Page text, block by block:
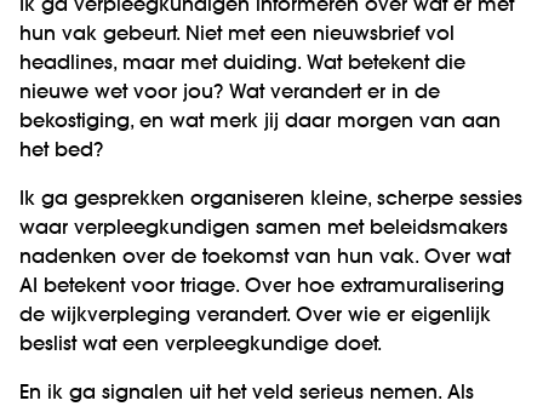
Ik ga verpleegkundigen informeren over wat er met
hun vak gebeurt. Niet met een nieuwsbrief vol
headlines, maar met duiding. Wat betekent die
nieuwe wet voor jou? Wat verandert er in de
bekostiging, en wat merk jij daar morgen van aan
het bed?
Ik ga gesprekken organiseren kleine, scherpe sessies
waar verpleegkundigen samen met beleidsmakers
nadenken over de toekomst van hun vak. Over wat
AI betekent voor triage. Over hoe extramuralisering
de wijkverpleging verandert. Over wie er eigenlijk
beslist wat een verpleegkundige doet.
En ik ga signalen uit het veld serieus nemen. Als